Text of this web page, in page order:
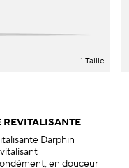
1 Taille
Darphin
en douceur